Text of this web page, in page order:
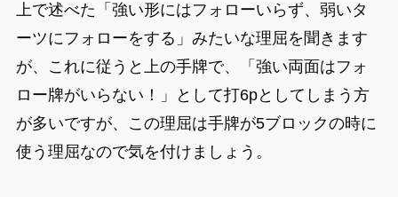
上で述べた「強い形にはフォローいらず、弱いタ
ーツにフォローをする」みたいな理屈を聞きます
が、これに従うと上の手牌で、「強い両面はフォ
ロー牌がいらない！」として打6pとしてしまう方
が多いですが、この理屈は手牌が5ブロックの時に
使う理屈なので気を付けましょう。